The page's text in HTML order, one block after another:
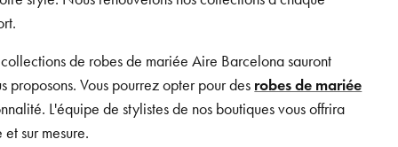
de robes de mariée Aire Barcelona sauront
Vous pourrez opter pour des robes de mariée
L'équipe de stylistes de nos boutiques vous offrira
sur mesure.